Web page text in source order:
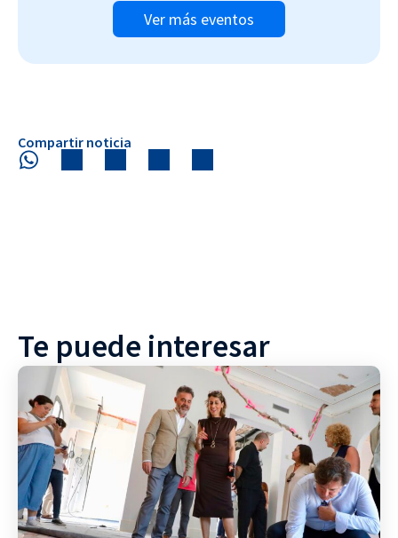
Ver más eventos
Compartir noticia
Te puede interesar